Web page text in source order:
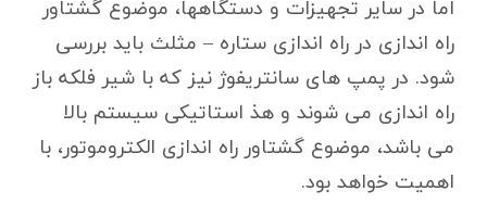
اما در سایر تجهیزات و دستگاهها، موضوع گشتاور
راه اندازی در راه اندازی ستاره – مثلث باید بررسی
شود. در پمپ های سانتریفوژ نیز که با شیر فلکه باز
راه اندازی می شوند و هذ استاتیکی سیستم بالا
می باشد، موضوع گشتاور راه اندازی الکتروموتور، با
اهمیت خواهد بود.